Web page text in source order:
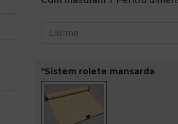
Sistem rolete mansarda